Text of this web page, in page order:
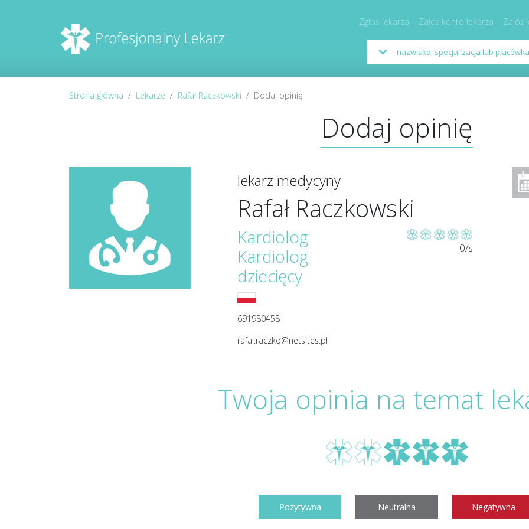
Zgłoś lekarza Załóż konto lekarza
Strona główna Lekarze Rafał Raczkowski Dodaj opinię
Dodaj opinię
lekarz medycyny
Rafał Raczkowski
Kardiolog
Kardiolog
dziecięcy
0/5
691980458
rafal.raczko@netsites.pl
Twoja opinia na temat
Pozytywna Neutralna Negatywna